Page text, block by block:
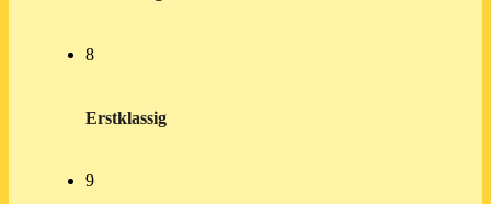
8
Erstklassig
9